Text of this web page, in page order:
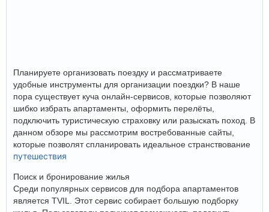
Планируете организовать поездку и рассматриваете
удобные инструменты для организации поездки? В наше
пора существует куча онлайн-сервисов, которые позволяют
шибко избрать апартаменты, оформить перелёты,
подключить туристическую страховку или разыскать поход. В
данном обзоре мы рассмотрим востребованные сайты,
которые позволят спланировать идеальное странствование
путешествия
Поиск и бронирование жилья
Среди популярных сервисов для подбора апартаментов
является TVIL. Этот сервис собирает большую подборку